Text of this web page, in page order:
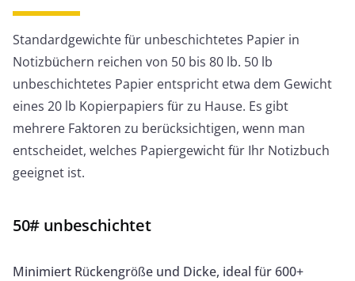
Standardgewichte für unbeschichtetes Papier in
Notizbüchern reichen von 50 bis 80 lb. 50 lb
unbeschichtetes Papier entspricht etwa dem Gewicht
eines 20 lb Kopierpapiers für zu Hause. Es gibt
mehrere Faktoren zu berücksichtigen, wenn man
entscheidet, welches Papiergewicht für Ihr Notizbuch
geeignet ist.
50# unbeschichtet
Minimiert Rückengröße und Dicke, ideal für 600+